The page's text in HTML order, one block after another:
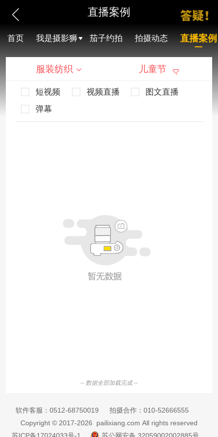
直播案例
首页 我是摄影狮 茄子约拍 拍摄动态 直播案例
服装纺织 儿童节
短视频 视频直播
图文直播
弹幕
-- 数据全部加载完成 --
软件客服： 0512-68750019 拍摄合作： 010-52666555
Copyright © 2017-2026 pailixiang.com All rights reserved
苏ICP备17024033号-1
苏公网安备 32059002002885号